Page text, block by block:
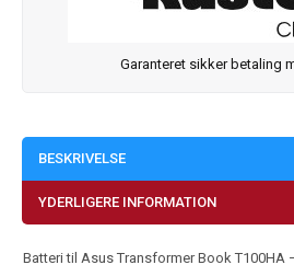
Garanteret sikker betaling
BESKRIVELSE
YDERLIGERE INFORMATION
Batteri til Asus Transformer Book T100HA